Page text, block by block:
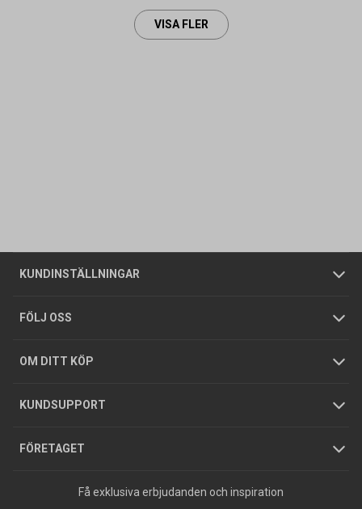
VISA FLER
KUNDINSTÄLLNINGAR
Företagskund / Privatkund
FÖLJ OSS
OM DITT KÖP
Allmänna försäljningsvillkor
Integritetspolicy
GDPR
KUNDSUPPORT
Butiker
Foldrar och kataloger
Köpguider
Varumärken
FÖRETAGET
Om oss
Tjänster
Hållbarhet
Jobba hos oss
Press
Få exklusiva erbjudanden och inspiration